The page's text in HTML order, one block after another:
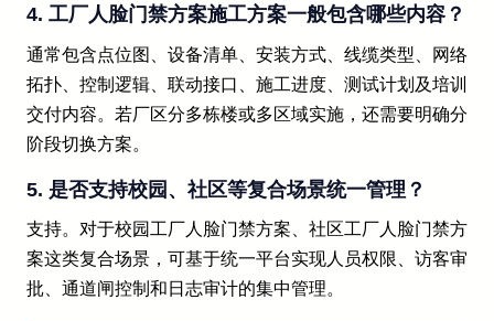
4. 工厂人脸门禁方案施工方案一般包含哪些内容？
通常包含点位图、设备清单、安装方式、线缆类型、网络
拓扑、控制逻辑、联动接口、施工进度、测试计划及培训
交付内容。若厂区分多栋楼或多区域实施，还需要明确分
阶段切换方案。
5. 是否支持校园、社区等复合场景统一管理？
支持。对于校园工厂人脸门禁方案、社区工厂人脸门禁方
案这类复合场景，可基于统一平台实现人员权限、访客审
批、通道闸控制和日志审计的集中管理。